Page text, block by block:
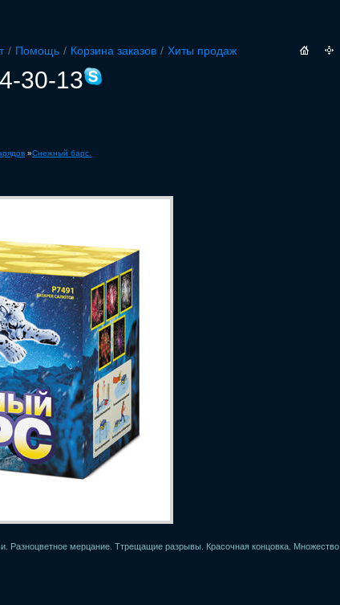
/ Помощь / Корзина заказов / Хиты продаж
30-13
»Снежный барс.
Разноцветное мерцание. Ттрещащие разрывы. Красочная концовка. Множество